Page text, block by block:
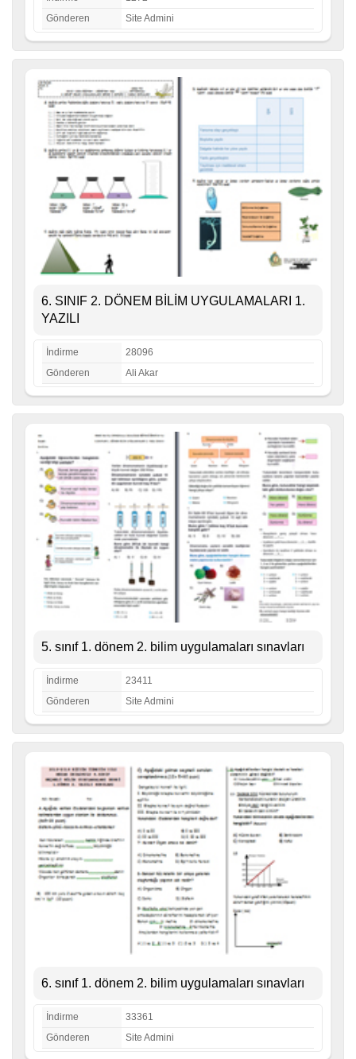
Gönderen
Site Admini
6. SINIF 2. DÖNEM BİLİM UYGULAMALARI 1.
YAZILI
İndirme
28096
Gönderen
Ali Akar
5. sınıf 1. dönem 2. bilim uygulamaları sınavları
İndirme
23411
Gönderen
Site Admini
6. sınıf 1. dönem 2. bilim uygulamaları sınavları
İndirme
33361
Gönderen
Site Admini